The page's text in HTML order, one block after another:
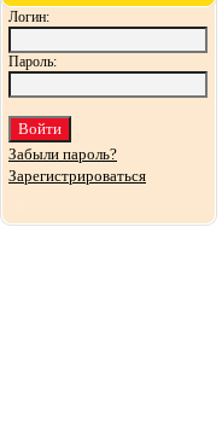
Логин:
Пароль:
Забыли пароль?
Зарегистрироваться